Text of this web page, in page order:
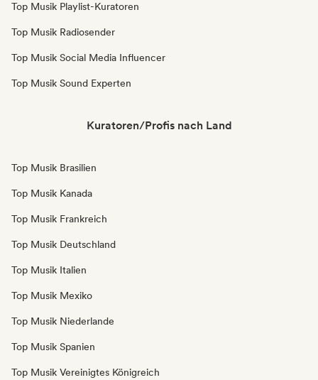
Top Musik Playlist-Kuratoren
Top Musik Radiosender
Top Musik Social Media Influencer
Top Musik Sound Experten
Kuratoren/Profis nach Land
Top Musik Brasilien
Top Musik Kanada
Top Musik Frankreich
Top Musik Deutschland
Top Musik Italien
Top Musik Mexiko
Top Musik Niederlande
Top Musik Spanien
Top Musik Vereinigtes Königreich